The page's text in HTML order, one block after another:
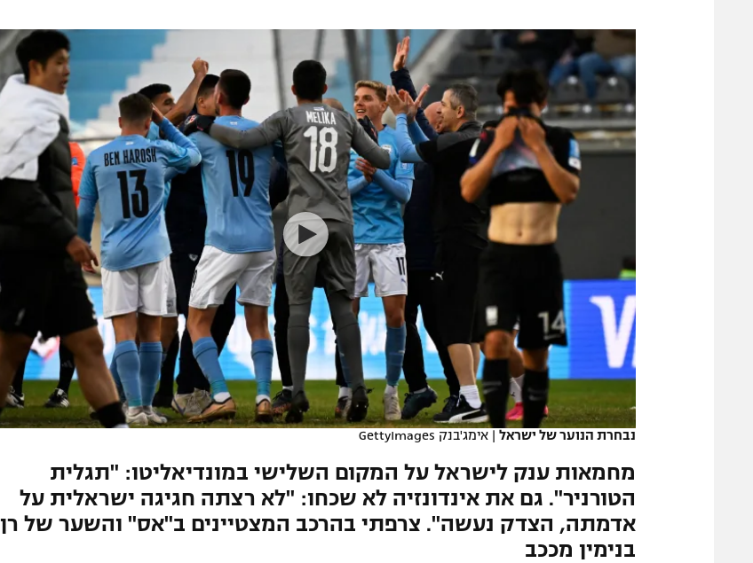
תקנון משתתפים וזוכים בפרסים
תקנון עבור פעילות אלקטרה
תקנון עבור פעילות ספורט 1 – "מרלן"
טניס
מדיניות פרטיות
תקנון פעילות ספורט 1
רשיון להקרנה פומבית לבית עסק
הצטרפות לחבילת הערוצים
לוח דרושים – ג'ובנט
תגיות
המגזין
הפועל תל אביב
הפועל חיפה
הפועל באר שבע
מכבי נתניה
בני יהודה
ליגה סינית
ליגה ברזילאית
ליגות נוספות
נבחרת הנוער של ישראל | אימג'בנק GettyImages
מחמאות ענק לישראל על המקום השלישי במונדיאליטו: "תגלית
הטורניר". גם את אינדונזיה לא שכחו: "לא רצתה חגיגה ישראלית על
אדמתה, הצדק נעשה". צרפתי בהרכב המצטיינים ב"אס" והשער של רן
בנימין מככב